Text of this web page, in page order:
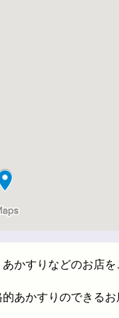
かすりなどのお店を
あかすりのできるお